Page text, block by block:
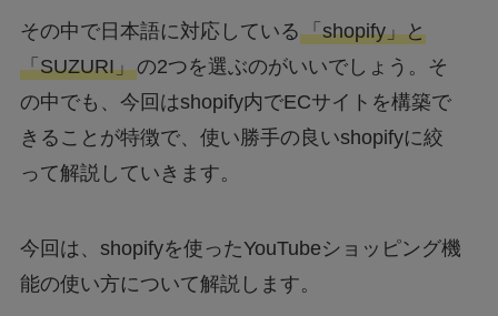
その中で日本語に対応している「shopify」と
「SUZURI」の2つを選ぶのがいいでしょう。そ
の中でも、今回はshopify内でECサイトを構築で
きることが特徴で、使い勝手の良いshopifyに絞
って解説していきます。
今回は、shopifyを使ったYouTubeショッピング機
能の使い方について解説します。